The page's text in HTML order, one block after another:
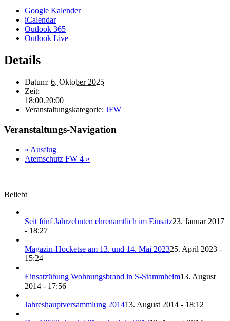
Google Kalender
iCalendar
Outlook 365
Outlook Live
Details
Datum: 6. Oktober 2025
Zeit:
18:00.20:00
Veranstaltungskategorie: JFW
Veranstaltungs-Navigation
« Ausflug
Atemschutz FW 4 »
Beliebt
Seit fünf Jahrzehnten ehrenamtlich im Einsatz23. Januar 2017
- 18:27
Magazin-Hocketse am 13. und 14. Mai 202325. April 2023 -
15:24
Einsatzübung Wohnungsbrand in S-Stammheim13. August
2014 - 17:56
Jahreshauptversammlung 201413. August 2014 - 18:12